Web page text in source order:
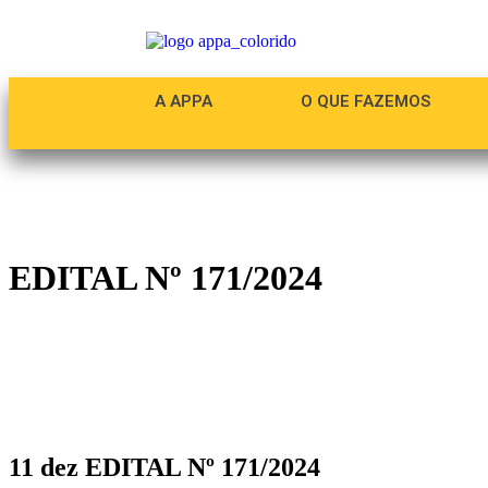
A APPA O QUE FAZEMOS
EDITAL Nº 171/2024
11 dez EDITAL Nº 171/2024